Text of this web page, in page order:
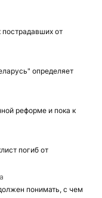
от
определяет
реформе и пока к
погиб от
понимать, с чем